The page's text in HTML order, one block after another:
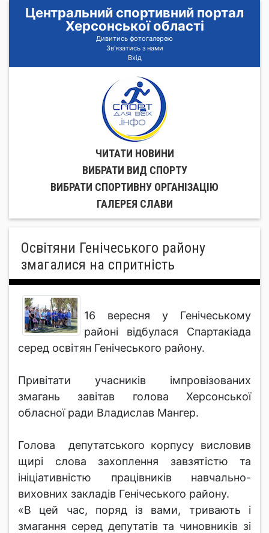
Центральний спортивний портал
Херсонської області
Дивитись фотогалерею
Зв'язатись з нами
Вхід
ЧИТАТИ НОВИНИ
ВИБРАТИ ВИД СПОРТУ
ВИБРАТИ СПОРТИВНУ ОРГАНIЗАЦIЮ
ГАЛЕРЕЯ СЛАВИ
Освітяни Генічеського району
змагалися на спритність
16 вересня у Генічеському
районі відбулася Спартакіада
серед освітян Генічеського району.
Привітати учасників імпровізованих
змагань завітав голова Херсонської
обласної ради Владислав Мангер.
Голова депутатського корпусу висловив
щирі слова захоплення завзятістю та
ініціативністю працівників навчально-
виховних закладів Генічеського району.
«В цей час, поряд із вами, тривають і
змагання серед депутатів та чиновників зі